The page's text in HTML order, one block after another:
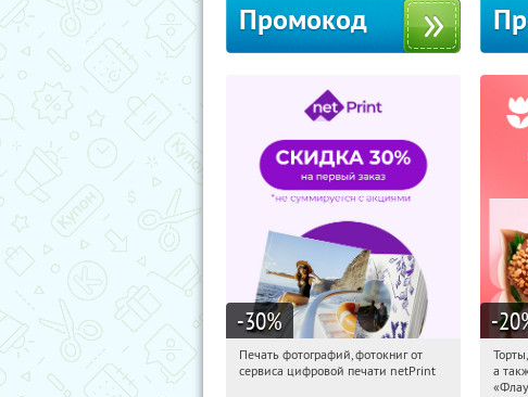
Промокод
-30%
08:45:45 Получили:
Печать фотографий, фотокниг от
сервиса цифровой печати netPrint
-20
а